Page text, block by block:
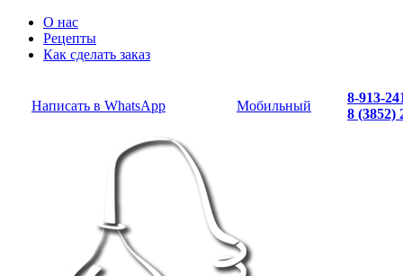
О нас
Рецепты
Как сделать заказ
Написать в WhatsApp Мобильный
8-913-
8 (3852)